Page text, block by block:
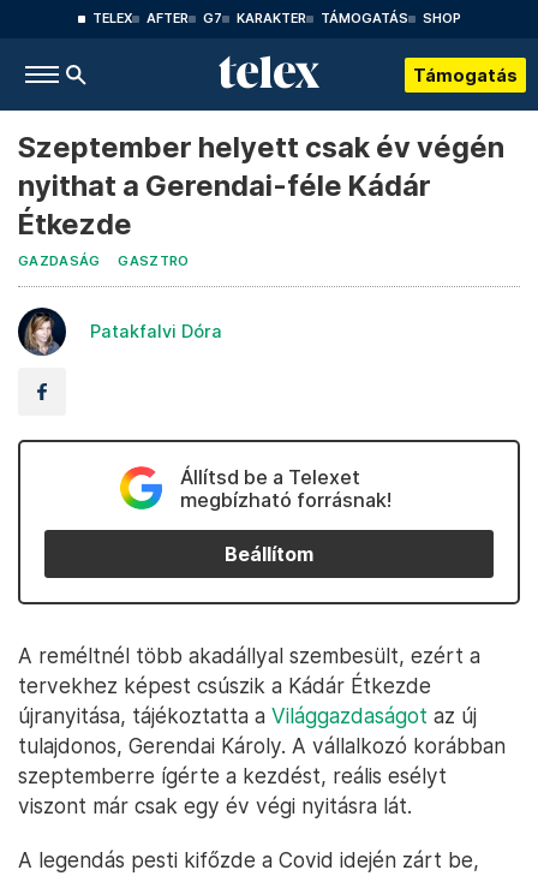
TELEX AFTER G7 KARAKTER TÁMOGATÁS SHOP
Támogatás
Szeptember helyett csak év végén
nyithat a Gerendai-féle Kádár
Étkezde
GAZDASÁG GASZTRO
Patakfalvi Dóra
Állítsd be a Telexet
megbízható forrásnak!
Beállítom
A reméltnél több akadállyal szembesült, ezért a
tervekhez képest csúszik a Kádár Étkezde
újranyitása, tájékoztatta a Világgazdaságot az új
tulajdonos, Gerendai Károly. A vállalkozó korábban
szeptemberre ígérte a kezdést, reális esélyt
viszont már csak egy év végi nyitásra lát.
A legendás pesti kifőzde a Covid idején zárt be,